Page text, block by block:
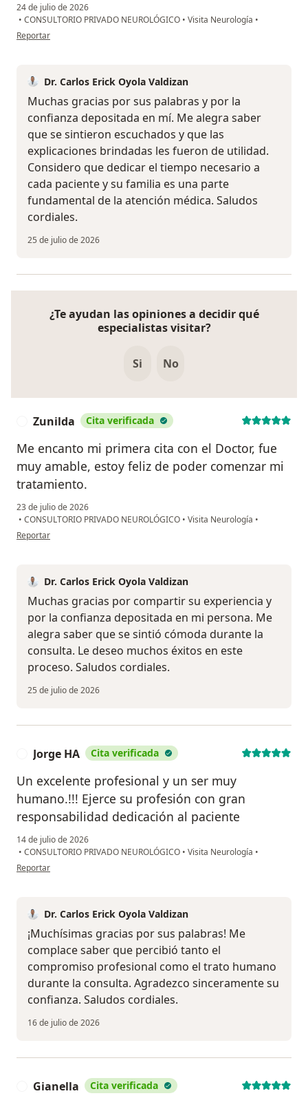
24 de julio de 2026
• CONSULTORIO PRIVADO NEUROLÓGICO • Visita Neurología •
en opinión del usuario RG
Reportar
Dr. Carlos Erick Oyola Valdizan
Muchas gracias por sus palabras y por la
confianza depositada en mí. Me alegra saber
que se sintieron escuchados y que las
explicaciones brindadas les fueron de utilidad.
Considero que dedicar el tiempo necesario a
cada paciente y su familia es una parte
fundamental de la atención médica. Saludos
cordiales.
25 de julio de 2026
¿Te ayudan las opiniones a decidir qué
especialistas visitar?
Si No
Zunilda Cita verificada
Me encanto mi primera cita con el Doctor, fue
muy amable, estoy feliz de poder comenzar mi
tratamiento.
23 de julio de 2026
• CONSULTORIO PRIVADO NEUROLÓGICO • Visita Neurología •
en opinión del usuario Zunilda
Reportar
Dr. Carlos Erick Oyola Valdizan
Muchas gracias por compartir su experiencia y
por la confianza depositada en mi persona. Me
alegra saber que se sintió cómoda durante la
consulta. Le deseo muchos éxitos en este
proceso. Saludos cordiales.
25 de julio de 2026
Jorge HA Cita verificada
Un excelente profesional y un ser muy
humano.!!! Ejerce su profesión con gran
responsabilidad dedicación al paciente
14 de julio de 2026
• CONSULTORIO PRIVADO NEUROLÓGICO • Visita Neurología •
en opinión del usuario Jorge HA
Reportar
Dr. Carlos Erick Oyola Valdizan
¡Muchísimas gracias por sus palabras! Me
complace saber que percibió tanto el
compromiso profesional como el trato humano
durante la consulta. Agradezco sinceramente su
confianza. Saludos cordiales.
16 de julio de 2026
Gianella Cita verificada